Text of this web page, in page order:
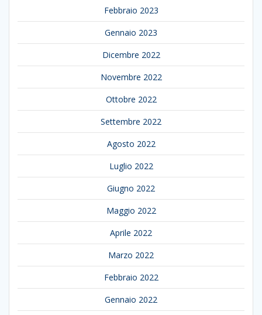
Febbraio 2023
Gennaio 2023
Dicembre 2022
Novembre 2022
Ottobre 2022
Settembre 2022
Agosto 2022
Luglio 2022
Giugno 2022
Maggio 2022
Aprile 2022
Marzo 2022
Febbraio 2022
Gennaio 2022